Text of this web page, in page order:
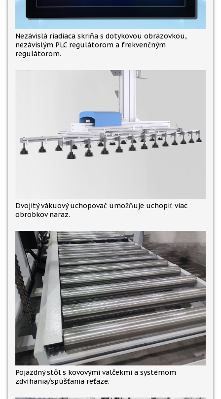
Nezávislá riadiaca skriňa s dotykovou obrazovkou,
nezávislým PLC regulátorom a frekvenčným
regulátorom.
Dvojitý vákuový uchopovač umožňuje uchopiť viac
obrobkov naraz.
Pojazdný stôl s kovovými valčekmi a systémom
zdvíhania/spúšťania reťaze.